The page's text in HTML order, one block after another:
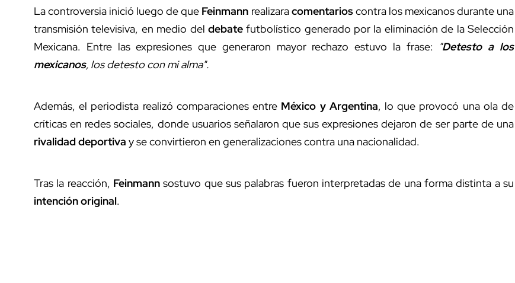
La controversia inició luego de que Feinmann realizaracomentarioscontra los mexicanos durante una
transmisión televisiva, en medio del debatefutbolístico generado por la eliminación de la Selección
Mexicana. Entre las expresiones que generaron mayor rechazo estuvo la frase:
"Detesto a los
mexicanos, los detesto con mi alma".
Además, el periodista realizó comparaciones entre México y Argentina, lo que provocó una ola de
críticas en redes sociales, donde usuarios señalaron que sus expresiones dejaron de ser parte de una
rivalidad deportiva y se convirtieron en generalizaciones contra una nacionalidad.
Tras la reacción, Feinmann sostuvo que sus palabras fueron interpretadas de una forma distinta a su
intención original.